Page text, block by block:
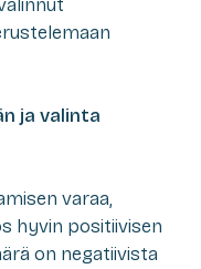
ja valinta
varaa,
hyvin positiivisen
on negatiivista